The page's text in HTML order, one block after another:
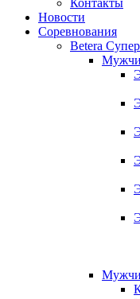
Контакты
Новости
Соревнования
Betera